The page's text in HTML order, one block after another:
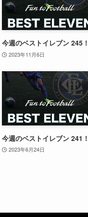
今週のベストイレブン 245
2023年11月6日
今週のベストイレブン 241
2023年6月24日